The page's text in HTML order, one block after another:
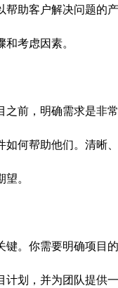
帮助客户解决问题的
考虑因素。
前，明确需求是非
如何帮助他们。清晰
。
。你需要明确项目
划，并为团队提供一